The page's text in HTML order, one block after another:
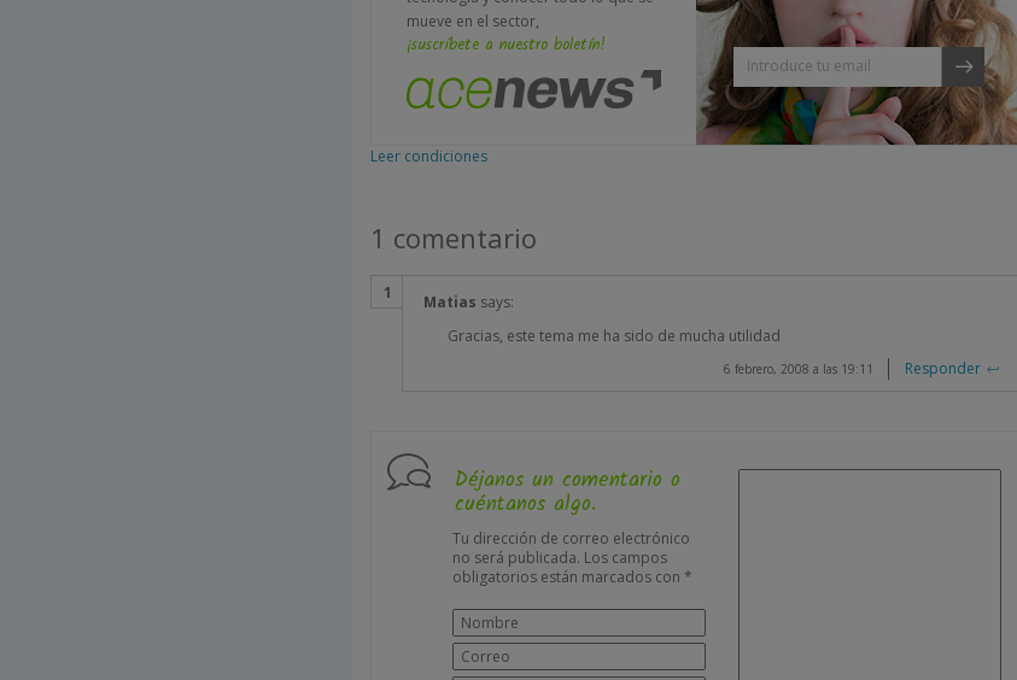
mueve en el sector,
¡suscríbete a nuestro boletín!
Leer condiciones
1 comentario
Matias says:
6 febrero, 2008 a las 19:11
Gracias, este tema me ha sido de mucha utilidad
Responder
Déjanos un comentario o
cuéntanos algo.
Tu dirección de correo electrónico
no será publicada. Los campos
obligatorios están marcados con *